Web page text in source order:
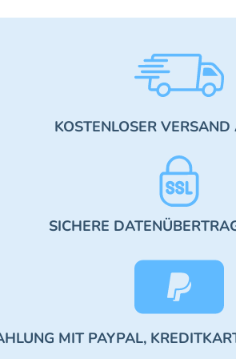
KOSTENLOSER
SICHERE
MIT PAYPAL,